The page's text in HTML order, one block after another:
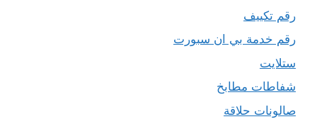
رقم تكييف
رقم خدمة بي ان سبورت
ستلايت
شفاطات مطابخ
صالونات حلاقة